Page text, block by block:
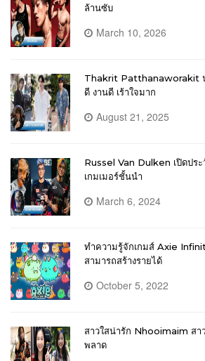
ล้านซับ
March 10, 2026
Thakrit Patthanaworakit
ดี งานดี เร้าใจมาก
August 21, 2025
Russel Van Dulken เปิดประ
เกมเมอร์ชั้นนำ
March 6, 2024
ทำความรู้จักเกมส์ Axie
สามารถสร้างรายได้
October 5, 2022
สาวใสน่ารัก Nhooimaim สา
พลาด